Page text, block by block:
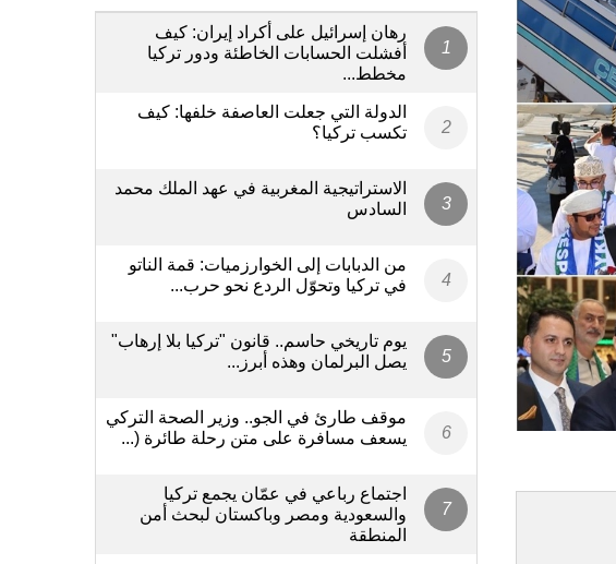
رهان إسرائيل على أكراد إيران: كيف
أفشلت الحسابات الخاطئة ودور تركيا
مخطط...
الدولة التي جعلت العاصفة خلفها: كيف
تكسب تركيا؟
الاستراتيجية المغربية في عهد الملك محمد
السادس
من الدبابات إلى الخوارزميات: قمة الناتو
في تركيا وتحوّل الردع نحو حرب...
يوم تاريخي حاسم.. قانون "تركيا بلا إرهاب"
يصل البرلمان وهذه أبرز...
موقف طارئ في الجو.. وزير الصحة التركي
يسعف مسافرة على متن رحلة طائرة (...
اجتماع رباعي في عمّان يجمع تركيا
والسعودية ومصر وباكستان لبحث أمن
المنطقة